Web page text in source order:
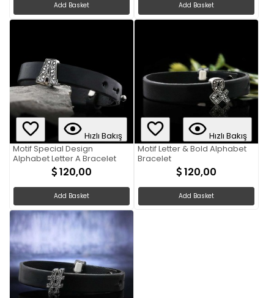
Add Basket Add Basket
Hızlı Bakış
Motif Special Design
Alphabet Letter A Bracelet
120,00
Add Basket
Hızlı Bakış
Motif Letter & Bold Alphabet
Bracelet
120,00
Add Basket